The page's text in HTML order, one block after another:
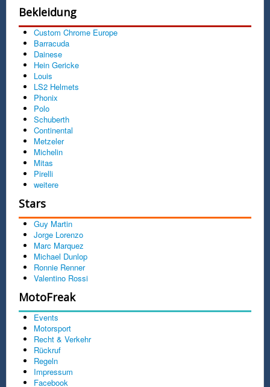
Bekleidung
Custom Chrome Europe
Barracuda
Dainese
Hein Gericke
Louis
LS2 Helmets
Phonix
Polo
Schuberth
Continental
Metzeler
Michelin
Mitas
Pirelli
weitere
Stars
Guy Martin
Jorge Lorenzo
Marc Marquez
Michael Dunlop
Ronnie Renner
Valentino Rossi
MotoFreak
Events
Motorsport
Recht & Verkehr
Rückruf
Regeln
Impressum
Facebook